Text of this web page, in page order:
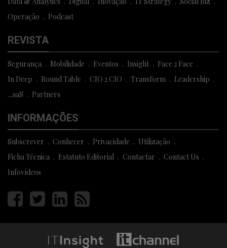
Operação
Podcast
REVISTA
Segurança Mobilidade Eventos Insight
Face 2 Face
In Deep
Round Table CIO 2 CIO Transform
Leadership
...aaS
Partners
INFORMAÇÕES
Subscrever Conhecer Privacidade
Utilização
Ficha Técnica
Estatuto Editorial Contactar
Contact Us
Infovídeos
Página
facebook
Página
twitter
Página
linkedin
Página
rss